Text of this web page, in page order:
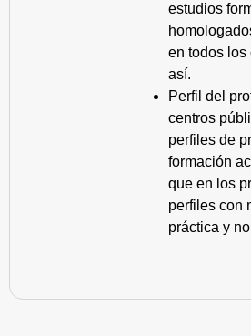
estudios
en todos los
así.
Perfil del
centros
perfiles de
formación
que en los
perfiles con
práctica y